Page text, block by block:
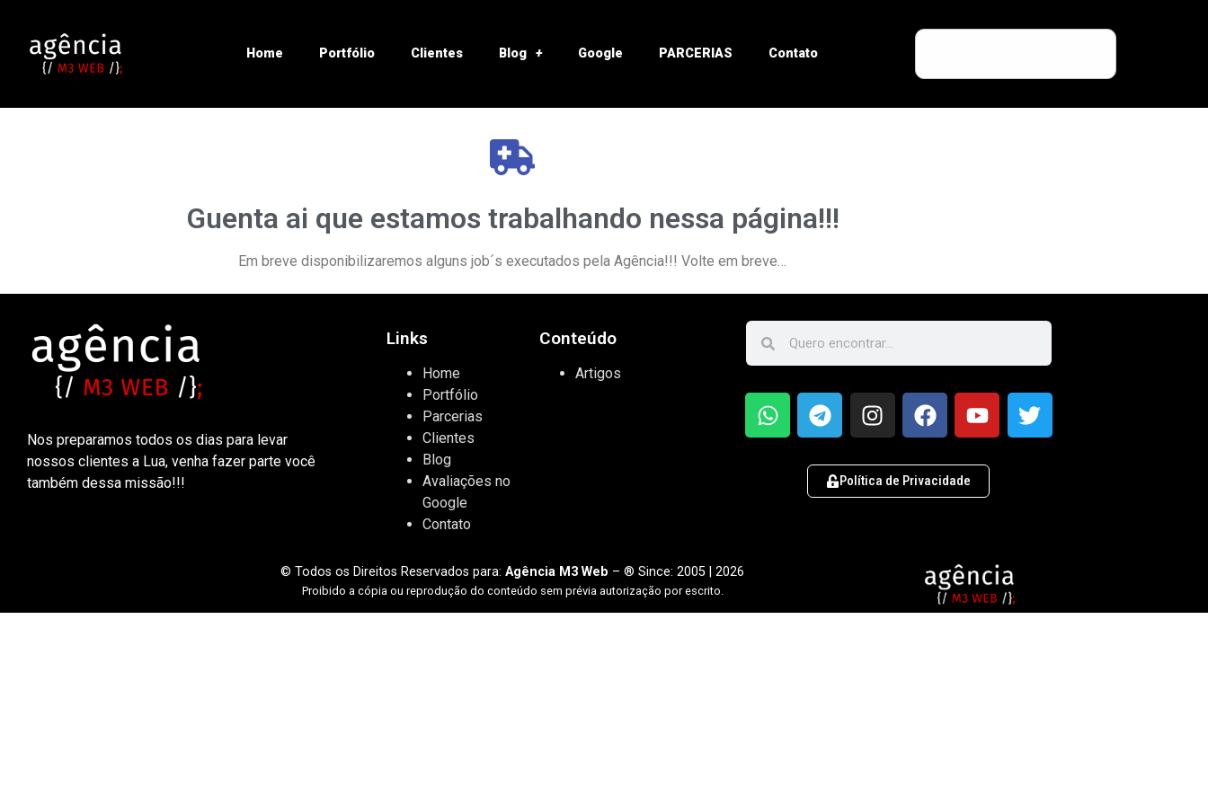
Home Portfólio Clientes Blog Google PARCERIAS Contato
Guenta ai que estamos trabalhando nessa página!!!
Em breve disponibilizaremos alguns job´s executados pela Agência!!! Volte em breve…
Nos preparamos todos os dias para levar
nossos clientes a Lua, venha fazer parte você
também dessa missão!!!
Links
Home
Portfólio
Parcerias
Clientes
Blog
Avaliações no
Google
Contato
Conteúdo
Artigos
Política de Privacidade
© Todos os Direitos Reservados para: Agência M3 Web – ® Since: 2005 | 2026
Proibido a cópia ou reprodução do conteúdo sem prévia autorização por escrito.